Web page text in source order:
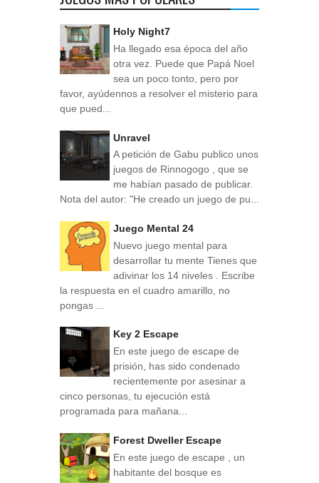
Holy Night7
Ha llegado esa época del año
otra vez. Puede que Papá Noel
sea un poco tonto, pero por
favor, ayúdennos a resolver el misterio para
que pued...
Unravel
A petición de Gabu publico unos
juegos de Rinnogogo , que se
me habían pasado de publicar.
Nota del autor: "He creado un juego de pu...
Juego Mental 24
Nuevo juego mental para
desarrollar tu mente Tienes que
adivinar los 14 niveles . Escribe
la respuesta en el cuadro amarillo, no
pongas ...
Key 2 Escape
En este juego de escape de
prisión, has sido condenado
recientemente por asesinar a
cinco personas, tu ejecución está
programada para mañana...
Forest Dweller Escape
En este juego de escape , un
habitante del bosque es